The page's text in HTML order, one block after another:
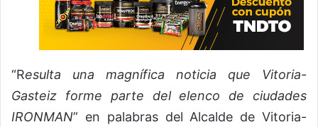
“Resulta una magnífica noticia que Vitoria-
Gasteiz forme parte del elenco de ciudades
IRONMAN” en palabras del Alcalde de Vitoria-